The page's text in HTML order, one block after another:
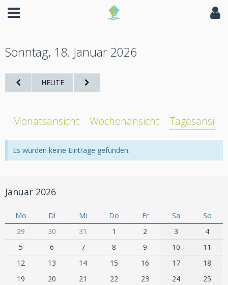
Sonntag, 18. Januar 2026
HEUTE
Monatsansicht Wochenansicht Tagesansicht
Es wurden keine Einträge gefunden.
Januar 2026
Mo Di Mi Do Fr Sa
So
29
30 31 1 2 3
4
5
6 7 8 9 10
11
12
13 14 15 16 17
18
19
20 21 22 23 24
25